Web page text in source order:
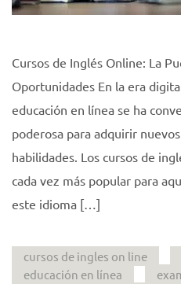
Cursos de Inglés Online: La
Oportunidades En la era
educación en línea se ha
poderosa para adquirir
habilidades. Los cursos de
cada vez más popular para
este idioma […]
cursos de ingles on line
educación en línea